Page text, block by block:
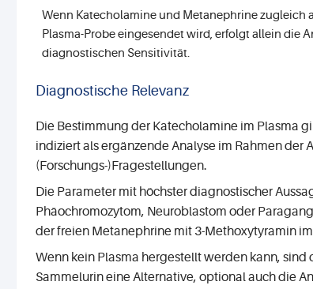
Wenn Katecholamine und Metanephrine zugleich
Plasma-Probe eingesendet wird, erfolgt allein die
diagnostischen Sensitivität.
Diagnostische Relevanz
Die Bestimmung der Katecholamine im Plasma
indiziert als ergänzende Analyse im Rahmen
(Forschungs-)Fragestellungen.
Die Parameter mit höchster diagnostischer
Phäochromozytom, Neuroblastom oder
der freien Metanephrine mit 3-Methoxytyramin
Wenn kein Plasma hergestellt werden kann,
Sammelurin eine Alternative, optional auch die